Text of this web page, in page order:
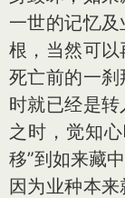
一世的记忆
根，当然可
死亡前的一
时就已经是
之时，觉知
移”到如来藏
因为业种本